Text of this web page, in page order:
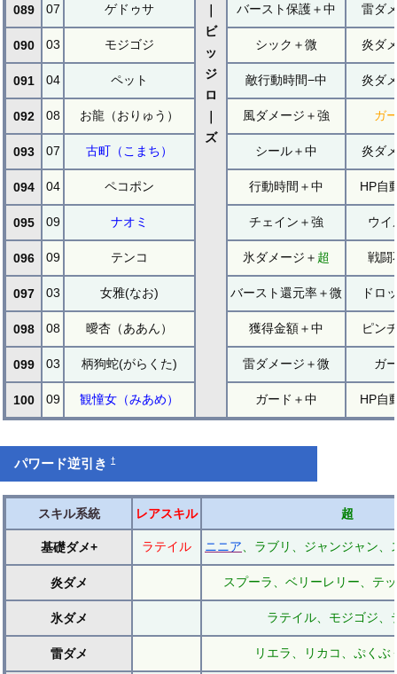
ビ
ッ
ジ
ロ
ズ
089 07 ゲドゥサ バースト保護＋中 雷ダ
090 03 モジゴジ シック＋微 炎ダ
091 04 ペット 敵行動時間−中 炎ダ
092 08 お龍（おりゅう） 風ダメージ＋強 ガ
093 07 古町（こまち） シール＋中 炎ダ
094 04 ペコポン 行動時間＋中 HP自
095 09 ナオミ チェイン＋強 ウイ
096 09 テンコ 氷ダメージ＋ 超 戦闘
097 03 女雅(なお) バースト還元率＋微 ドロ
098 08 曖杏（ああん） 獲得金額＋中 ピン
099 03 柄狗蛇(がらくた) 雷ダメージ＋微 ガ
100 09 観憧女（みあめ） ガード＋中 HP自
パワード逆引き†
スキル系統 レアスキル 超
基礎ダメ+ ラテイル ニニア 、ラブリ、ジャンジャン
炎ダメ スプーラ、ベリーレリー、テ
氷ダメ ラテイル、モジゴジ、
雷ダメ リエラ、リカコ、ぷくぶ